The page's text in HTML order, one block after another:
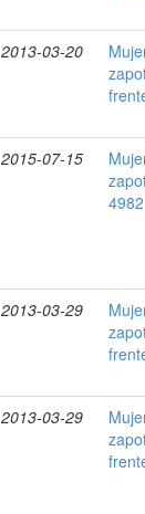
2013-03-20
2015-07-15
4982
2013-03-29
2013-03-29